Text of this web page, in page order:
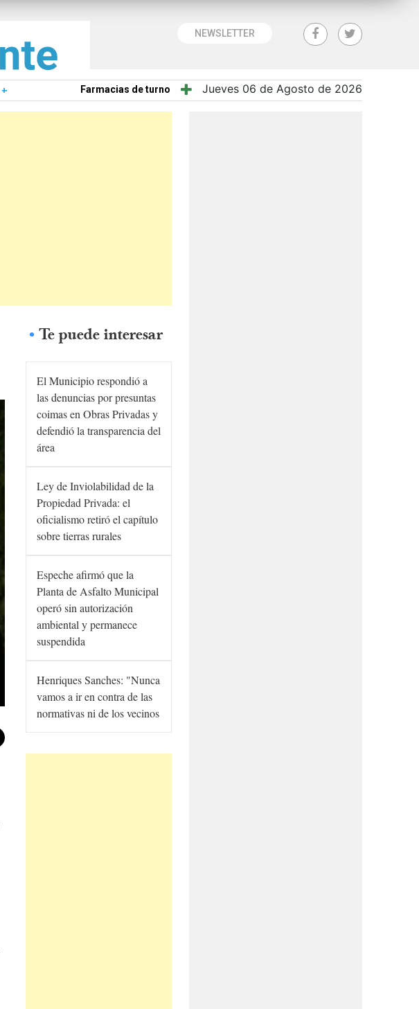
NEWSLETTER
+ Farmacias de turno Jueves 06 de Agosto de 2026
Te puede interesar
El Municipio respondió a
las denuncias por presuntas
coimas en Obras Privadas y
defendió la transparencia del
área
Ley de Inviolabilidad de la
Propiedad Privada: el
oficialismo retiró el capítulo
sobre tierras rurales
Espeche afirmó que la
Planta de Asfalto Municipal
operó sin autorización
ambiental y permanece
suspendida
Henriques Sanches: "Nunca
vamos a ir en contra de las
normativas ni de los vecinos